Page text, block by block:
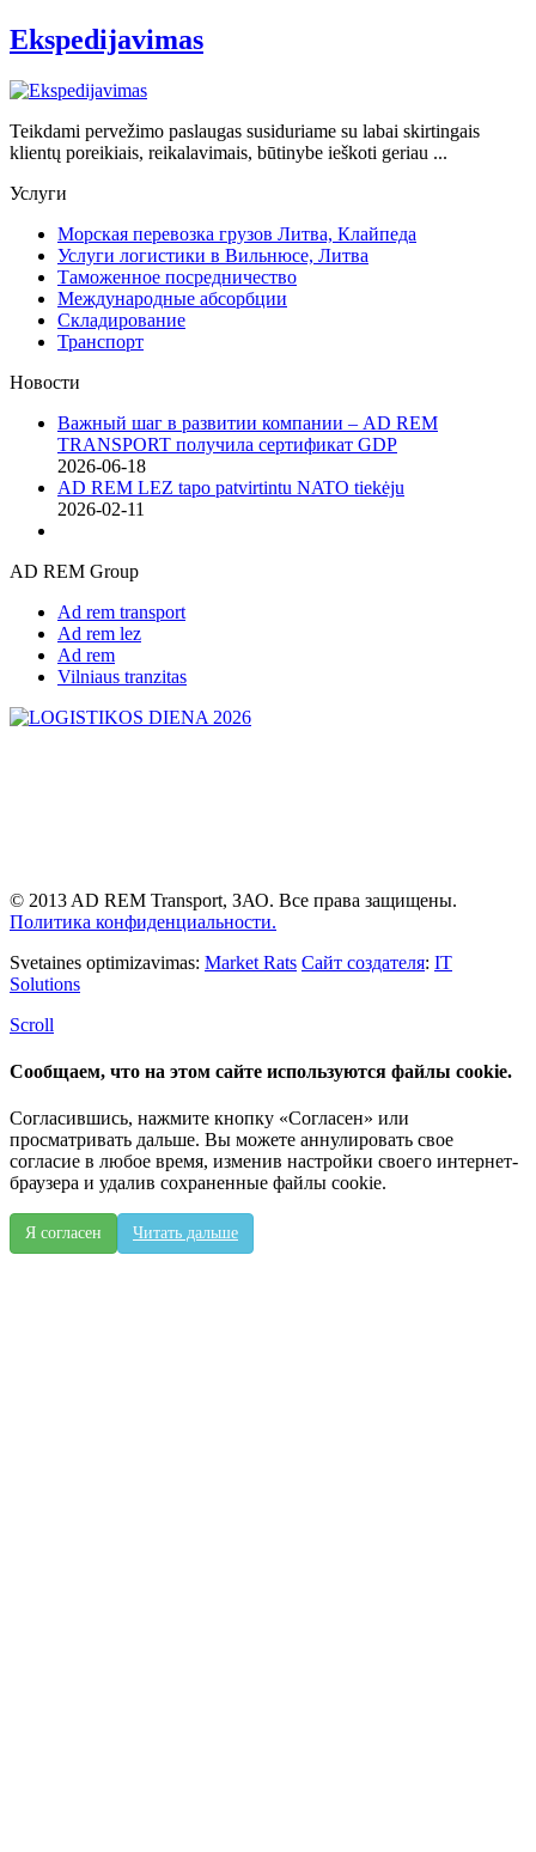
Ekspedijavimas
Teikdami pervežimo paslaugas susiduriame su labai skirtingais
klientų poreikiais, reikalavimais, būtinybe ieškoti geriau ...
Услуги
Морская перевозка грузов Литва, Клайпеда
Услуги логистики в Вильнюсе, Литва
Таможенное посредничество
Международные абсорбции
Складирование
Транспорт
Новости
Важный шаг в развитии компании – AD REM
TRANSPORT получила сертификат GDP
2026-06-18
AD REM LEZ tapo patvirtintu NATO tiekėju
2026-02-11
AD REM Group
Ad rem transport
Ad rem lez
Ad rem
Vilniaus tranzitas
© 2013 AD REM Transport, ЗАО. Все права защищены.
Политика конфиденциальности.
Svetaines optimizavimas: Market Rats Сайт создателя: IT
Solutions
Scroll
Сообщаем, что на этом сайте используются файлы cookie.
Согласившись, нажмите кнопку «Согласен» или
просматривать дальше. Вы можете аннулировать свое
согласие в любое время, изменив настройки своего интернет-
браузера и удалив сохраненные файлы cookie.
Я согласен Читать дальше